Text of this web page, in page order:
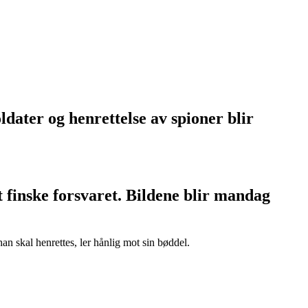
og henrettelse av spioner blir
forsvaret. Bildene blir mandag
skal henrettes, ler hånlig mot sin bøddel.